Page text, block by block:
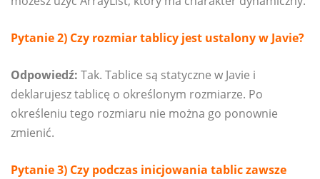
Pytanie 2) Czy rozmiar tablicy jest ustalony w Javie?
Odpowiedź: Tak. Tablice są statyczne w Javie i
deklarujesz tablicę o określonym rozmiarze. Po
określeniu tego rozmiaru nie można go ponownie
zmienić.
Pytanie 3) Czy podczas inicjowania tablic zawsze